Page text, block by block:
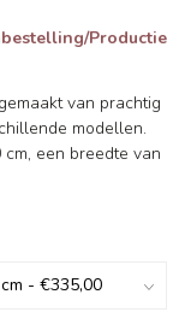
Productie
van prachtig
modellen.
een breedte van